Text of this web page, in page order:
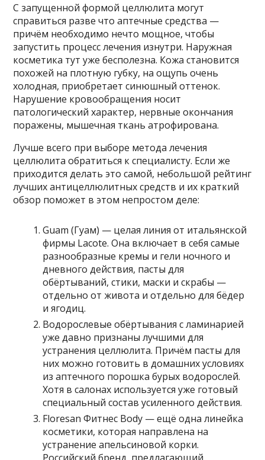
С запущенной формой целлюлита могут
справиться разве что аптечные средства —
причём необходимо нечто мощное, чтобы
запустить процесс лечения изнутри. Наружная
косметика тут уже бесполезна. Кожа становится
похожей на плотную губку, на ощупь очень
холодная, приобретает синюшный оттенок.
Нарушение кровообращения носит
патологический характер, нервные окончания
поражены, мышечная ткань атрофирована.
Лучше всего при выборе метода лечения
целлюлита обратиться к специалисту. Если же
приходится делать это самой, небольшой рейтинг
лучших антицеллюлитных средств и их краткий
обзор поможет в этом непростом деле:
Guam (Гуам) — целая линия от итальянской
фирмы Lacote. Она включает в себя самые
разнообразные кремы и гели ночного и
дневного действия, пасты для
обёртываний, стики, маски и скрабы —
отдельно от живота и отдельно для бёдер
и ягодиц.
Водорослевые обёртывания с ламинарией
уже давно признаны лучшими для
устранения целлюлита. Причём пасты для
них можно готовить в домашних условиях
из аптечного порошка бурых водорослей.
Хотя в салонах используется уже готовый
специальный состав усиленного действия.
Floresan Фитнес Body — ещё одна линейка
косметики, которая направлена на
устранение апельсиновой корки.